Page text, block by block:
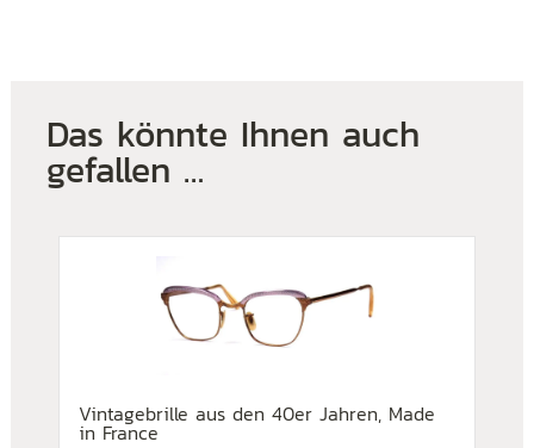
Das könnte Ihnen auch
gefallen …
Vintagebrille aus den 40er Jahren, Made
in France